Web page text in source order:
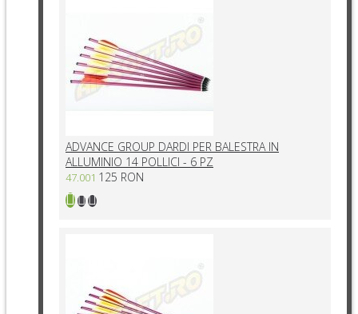
ADVANCE GROUP DARDI PER BALESTRA IN
ALLUMINIO 14 POLLICI - 6 PZ
47.001 125 RON